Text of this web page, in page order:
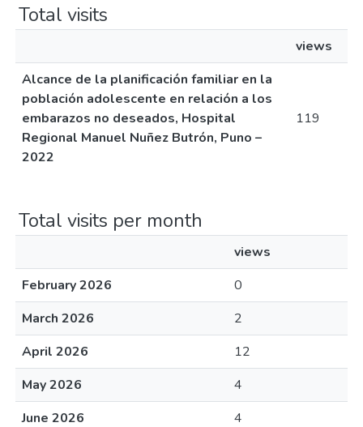
Total visits
views
Alcance de la planificación familiar en la
población adolescente en relación a los
embarazos no deseados, Hospital
Regional Manuel Nuñez Butrón, Puno –
2022
119
Total visits per month
views
February 2026
0
March 2026
2
April 2026
12
May 2026
4
June 2026
4